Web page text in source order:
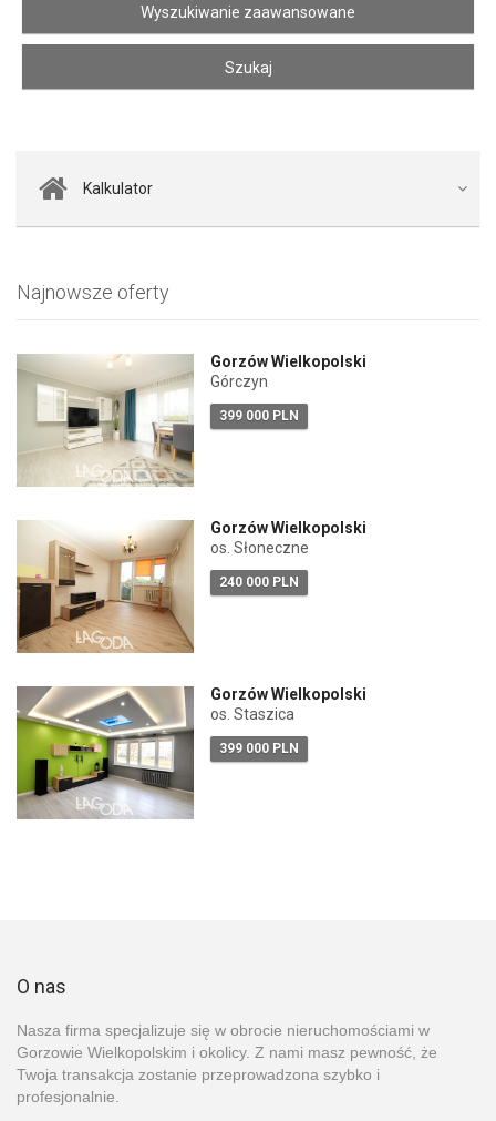
Kalkulator
Najnowsze oferty
Gorzów Wielkopolski
Górczyn
399 000 PLN
Gorzów Wielkopolski
os. Słoneczne
240 000 PLN
Gorzów Wielkopolski
os. Staszica
399 000 PLN
O nas
Nasza firma specjalizuje się w obrocie nieruchomościami w
Gorzowie Wielkopolskim i okolicy. Z nami masz pewność, że
Twoja transakcja zostanie przeprowadzona szybko i
profesjonalnie.